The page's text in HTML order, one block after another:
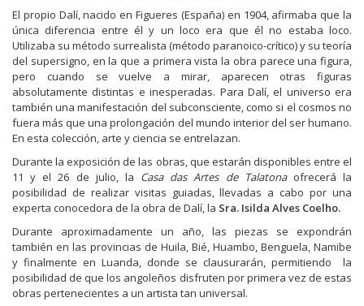
El propio Dalí, nacido en Figueres (España) en 1904, afirmaba que la
única diferencia entre él y un loco era que él no estaba loco.
Utilizaba su método surrealista (método paranoico-crítico) y su teoría
del supersigno, en la que a primera vista la obra parece una figura,
pero cuando se vuelve a mirar, aparecen otras figuras
absolutamente distintas e inesperadas. Para Dalí, el universo era
también una manifestación del subconsciente, como si el cosmos no
fuera más que una prolongación del mundo interior del ser humano.
En esta colección, arte y ciencia se entrelazan.
Durante la exposición de las obras, que estarán disponibles entre el
11 y el 26 de julio, la Casa das Artes de Talatonaofrecerá la
posibilidad de realizar visitas guiadas, llevadas a cabo por una
experta conocedora de la obra de Dalí, la Sra. Isilda Alves Coelho.
Durante aproximadamente un año, las piezas se expondrán
también en las provincias de Huila, Bié, Huambo, Benguela, Namibe
y finalmente en Luanda, donde se clausurarán, permitiendo la
posibilidad de que los angoleños disfruten por primera vez de estas
obras pertenecientes a un artista tan universal.